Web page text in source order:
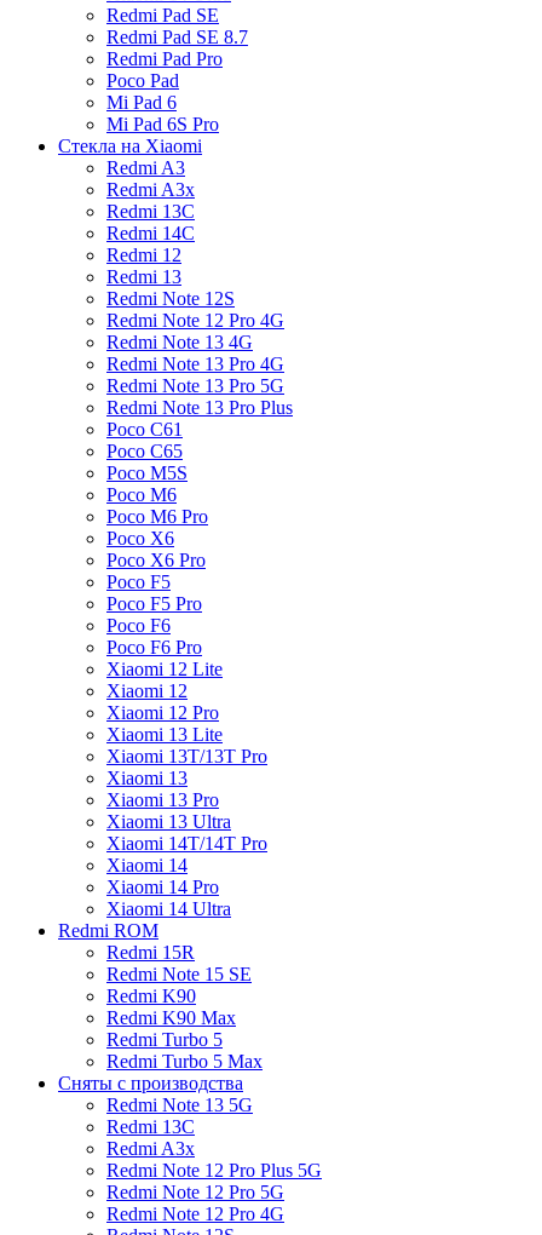
Redmi Pad SE
Redmi Pad SE 8.7
Redmi Pad Pro
Poco Pad
Mi Pad 6
Mi Pad 6S Pro
Стекла на Xiaomi
Redmi A3
Redmi A3x
Redmi 13C
Redmi 14C
Redmi 12
Redmi 13
Redmi Note 12S
Redmi Note 12 Pro 4G
Redmi Note 13 4G
Redmi Note 13 Pro 4G
Redmi Note 13 Pro 5G
Redmi Note 13 Pro Plus
Poco C61
Poco C65
Poco M5S
Poco M6
Poco M6 Pro
Poco X6
Poco X6 Pro
Poco F5
Poco F5 Pro
Poco F6
Poco F6 Pro
Xiaomi 12 Lite
Xiaomi 12
Xiaomi 12 Pro
Xiaomi 13 Lite
Xiaomi 13T/13T Pro
Xiaomi 13
Xiaomi 13 Pro
Xiaomi 13 Ultra
Xiaomi 14T/14T Pro
Xiaomi 14
Xiaomi 14 Pro
Xiaomi 14 Ultra
Redmi ROM
Redmi 15R
Redmi Note 15 SE
Redmi K90
Redmi K90 Max
Redmi Turbo 5
Redmi Turbo 5 Max
Сняты с производства
Redmi Note 13 5G
Redmi 13C
Redmi A3x
Redmi Note 12 Pro Plus 5G
Redmi Note 12 Pro 5G
Redmi Note 12 Pro 4G